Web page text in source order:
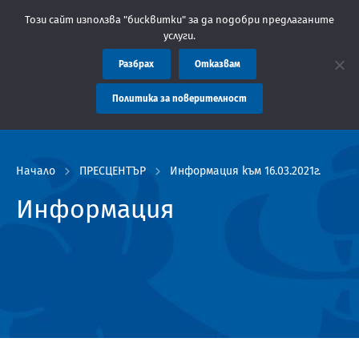
Областна администрация Пловдив препоръчва
Начало ПРЕСЦЕНТЪР Информация към 16.03.2021г.
Информация
Този сайт използва "бисквитки" за да подобри предлаганите
услуги.
Разбрах Отказвам
Политика за поверителност